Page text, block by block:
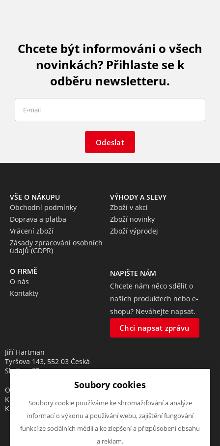
Chcete být informováni o všech
novinkách? Přihlaste se k
odběru newsletteru.
Odeslat
VŠE O NÁKUPU
Obchodní podmínky
Doprava a platba
Vrácení zboží
Zásady zpracování osobních
údajů (GDPR)
VÝHODY A SLEVY
Zboží v akci
Zboží novinky
Zboží výprodej
O FIRMĚ
O nás
Kontakty
NAPIŠTE NÁM
Chcete nám něco sdělit o
našich produktech nebo e-
shopu? Neváhejte napsat.
Chci napsat zprávu
Jiří Hartman
Tyršova 143, 552 03 Česká
Skalice, CZ
Obchodní rejstřík vedený u
Krajského soudu v Hradci
Králové, oddíl A, vložka 18553
Soubory cookies
Soubory cookie používáme ke shromažďování a analýze
informací o výkonu a používání webu, zajištění fungování
funkcí ze sociálních médií a ke zlepšení a přizpůsobení obsahu
a reklam.